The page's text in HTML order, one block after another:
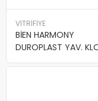
VİTRİFİYE
BİEN HARMONY
DUROPLAST YAV.
KAPAĞI